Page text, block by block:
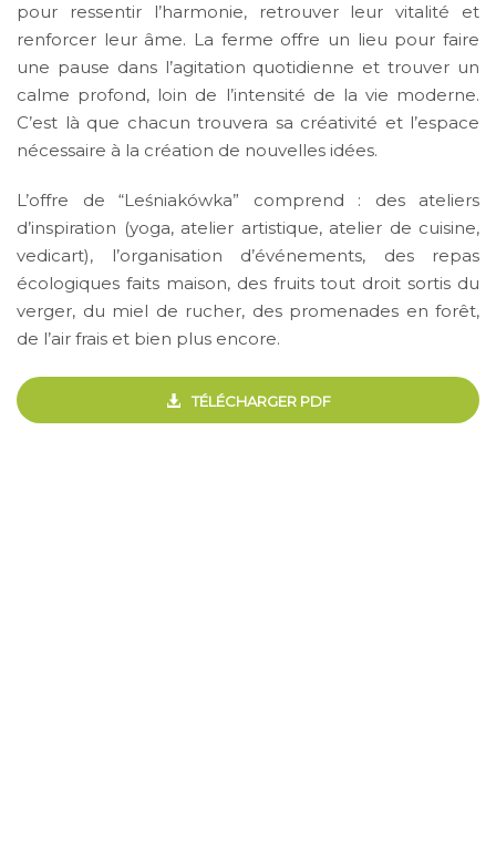
pour ressentir l’harmonie, retrouver leur vitalité et
renforcer leur âme. La ferme offre un lieu pour faire
une pause dans l’agitation quotidienne et trouver un
calme profond, loin de l’intensité de la vie moderne.
C’est là que chacun trouvera sa créativité et l’espace
nécessaire à la création de nouvelles idées.
L’offre de “Leśniakówka” comprend : des ateliers
d’inspiration (yoga, atelier artistique, atelier de cuisine,
vedicart), l’organisation d’événements, des repas
écologiques faits maison, des fruits tout droit sortis du
verger, du miel de rucher, des promenades en forêt,
de l’air frais et bien plus encore.
TÉLÉCHARGER PDF